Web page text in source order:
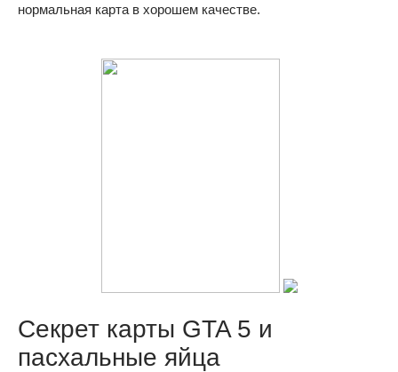
нормальная карта в хорошем качестве.
Секрет карты GTA 5 и
пасхальные яйца